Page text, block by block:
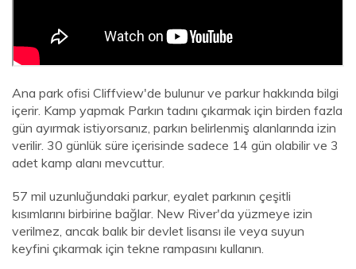
Ana park ofisi Cliffview'de bulunur ve parkur hakkında bilgi
içerir. Kamp yapmak Parkın tadını çıkarmak için birden fazla
gün ayırmak istiyorsanız, parkın belirlenmiş alanlarında izin
verilir. 30 günlük süre içerisinde sadece 14 gün olabilir ve 3
adet kamp alanı mevcuttur.
57 mil uzunluğundaki parkur, eyalet parkının çeşitli
kısımlarını birbirine bağlar. New River'da yüzmeye izin
verilmez, ancak balık bir devlet lisansı ile veya suyun
keyfini çıkarmak için tekne rampasını kullanın.